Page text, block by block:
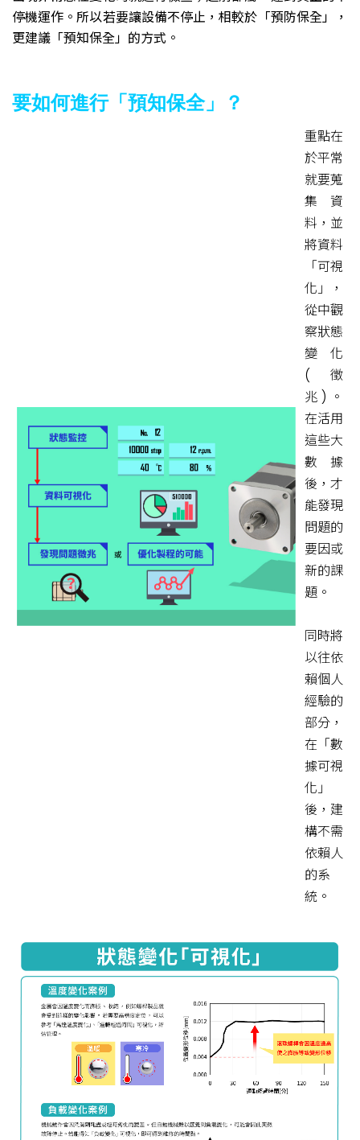
停機運作。所以若要讓設備不停止，相較於「預防保全」，
更建議「預知保全」的方式。
要如何進行「預知保全」？
重點在
於平常
就要蒐
集資
料，並
將資料
「可視
化」，
從中觀
察狀態
變化
(徵
兆)。
在活用
這些大
數據
後，才
能發現
問題的
要因或
新的課
題。
同時將
以往依
賴個人
經驗的
部分，
在「數
據可視
化」
後，建
構不需
依賴人
的系
統。